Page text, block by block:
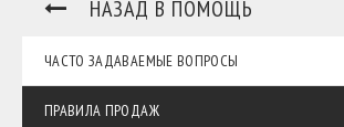
НАЗАД В ПОМОЩЬ
ЧАСТО ЗАДАВАЕМЫЕ ВОПРОСЫ
ПРАВИЛА ПРОДАЖ